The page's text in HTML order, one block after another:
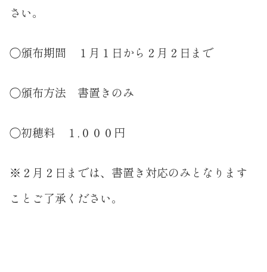
さい。
◯頒布期間 １月１日から２月２日まで
◯頒布方法 書置きのみ
◯初穂料 １,０００円
※２月２日までは、書置き対応のみとなります
ことご了承ください。